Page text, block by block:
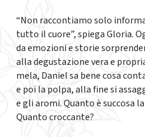
“Non raccontiamo solo
tutto il cuore”, spiega Gloria.
da emozioni e storie
alla degustazione vera e
mela, Daniel sa bene cosa
e poi la polpa, alla fine si
e gli aromi. Quanto è succosa
Quanto croccante?